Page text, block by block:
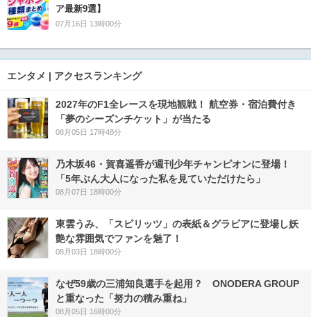
ア最新9選】
07月16日 13時00分
エンタメ | アクセスランキング
2027年のF1全レースを現地観戦！ 航空券・宿泊費付き
「夢のシーズンチケット」が当たる
08月05日 17時48分
乃木坂46・賀喜遥香が週刊少年チャンピオンに登場！
「5年ぶん大人になった私を見ていただけたら」
08月07日 18時00分
東雲うみ、「スピリッツ」の表紙＆グラビアに登場し妖
艶な雰囲気でファンを魅了！
08月03日 18時00分
なぜ59歳の三浦知良選手を起用？ ONODERA GROUP
と重なった「努力の積み重ね」
08月05日 16時00分